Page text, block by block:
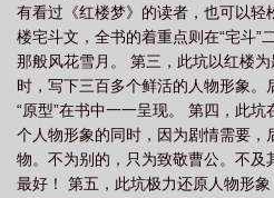
头红酥手 凤钗碎初心
有看过《红楼梦》的读者，也可以轻
楼宅斗文，全书的着重点则在“宅斗”
那般风花雪月。 第三，此坑以红楼为
时，写下三百多个鲜活的人物形象。
“原型”在书中一一呈现。 第四，此
个人物形象的同时，因为剧情需要，
物。不为别的，只为致敬曹公。不及
最好！ 第五，此坑极力还原人物形